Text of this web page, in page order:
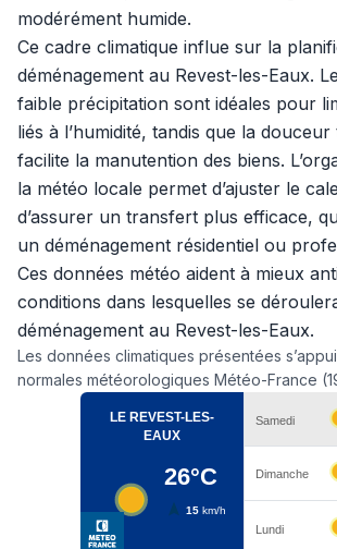
modérément humide.
Ce cadre climatique influe sur la
déménagement au Revest-les-Eaux.
faible précipitation sont idéales pour
liés à l’humidité, tandis que la
facilite la manutention des biens.
la météo locale permet d’ajuster le
d’assurer un transfert plus efficace,
un déménagement résidentiel ou
Ces données météo aident à mieux
conditions dans lesquelles se
déménagement au Revest-les-Eaux.
Les données climatiques présentées
normales météorologiques Météo-France